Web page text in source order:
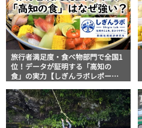
旅行者満足度・食べ物部門で全国1
位！データが証明する「高知の
食」の実力【しぎんラボレポー